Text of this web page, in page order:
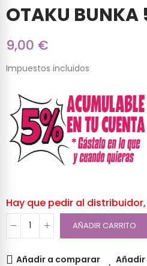
OTAKU BUNKA
9,00 €
Impuestos incluidos
Hay que pedir al
AÑADIR CARRITO
Añadir a comparar Añadir